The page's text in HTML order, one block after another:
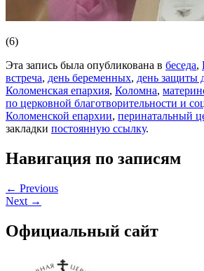
(6)
Эта запись была опубликована в беседа,
встреча, день беременных, день защиты
Коломенская епархия, Коломна,
по церковной благотворительности и
Коломенской епархии, перинатальный
закладки постоянную ссылку.
Навигация по записям
← Previous
Next →
Официальный сайт